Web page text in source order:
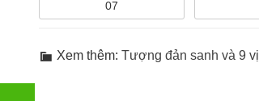
07
Xem thêm: Tượng đản sanh và 9 vị